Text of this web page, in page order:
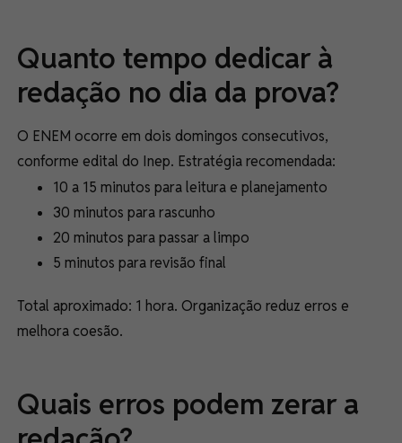
Quanto tempo dedicar à
redação no dia da prova?
O ENEM ocorre em dois domingos consecutivos,
conforme edital do Inep. Estratégia recomendada:
10 a 15 minutos para leitura e planejamento
30 minutos para rascunho
20 minutos para passar a limpo
5 minutos para revisão final
Total aproximado: 1 hora. Organização reduz erros e
melhora coesão.
Quais erros podem zerar a